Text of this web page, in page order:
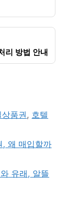
리 방법 안내
품권, 호텔
, 왜 매입할까
유래, 알뜰